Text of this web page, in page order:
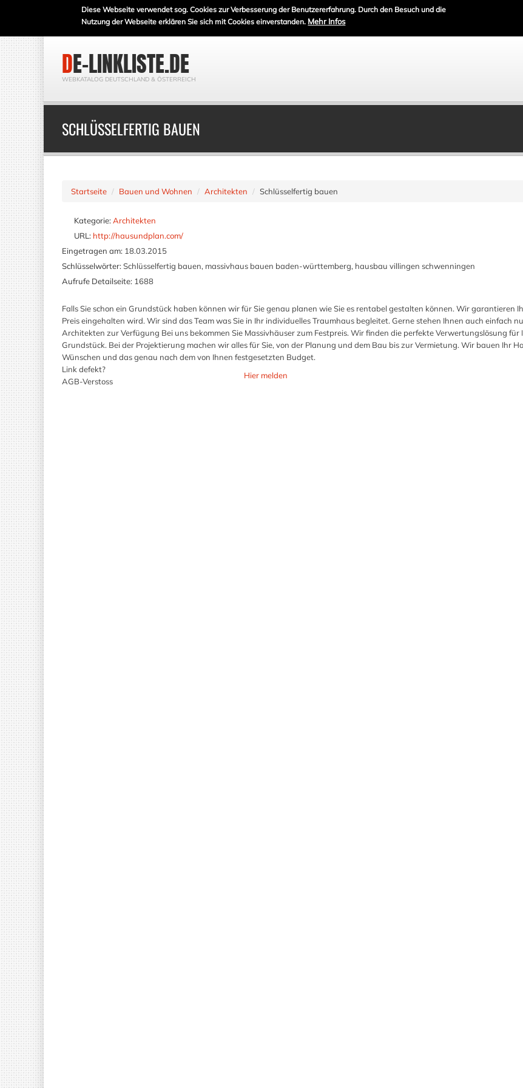
Diese Webseite verwendet sog. Cookies zur Verbesserung der Benutzererfahrung. Durch den Besuch und die
Nutzung der Webseite erklären Sie sich mit Cookies einverstanden. Mehr Infos
DE-LINKLISTE.DE
WEBKATALOG DEUTSCHLAND & ÖSTERREICH
SCHLÜSSELFERTIG BAUEN
Startseite Bauen und Wohnen Architekten Schlüsselfertig bauen
Kategorie: Architekten
URL: http://hausundplan.com/
Eingetragen am: 18.03.2015
Schlüsselwörter: Schlüsselfertig bauen, massivhaus bauen baden-württemberg, hausbau villingen schwenningen
Aufrufe Detailseite: 1688
Falls Sie schon ein Grundstück haben können wir für Sie genau planen wie Sie es rentabel gestalten können. Wir garantieren
Preis eingehalten wird. Wir sind das Team was Sie in Ihr individuelles Traumhaus begleitet. Gerne stehen Ihnen auch einfach
Architekten zur Verfügung Bei uns bekommen Sie Massivhäuser zum Festpreis. Wir finden die perfekte Verwertungslösung für
Grundstück. Bei der Projektierung machen wir alles für Sie, von der Planung und dem Bau bis zur Vermietung. Wir bauen Ihr
Wünschen und das genau nach dem von Ihnen festgesetzten Budget.
Link defekt?
AGB-Verstoss
Hier melden